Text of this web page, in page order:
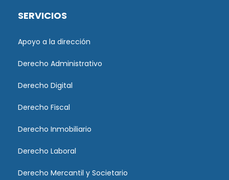
SERVICIOS
Apoyo a la dirección
Derecho Administrativo
Derecho Digital
Derecho Fiscal
Derecho Inmobiliario
Derecho Laboral
Derecho Mercantil y Societario